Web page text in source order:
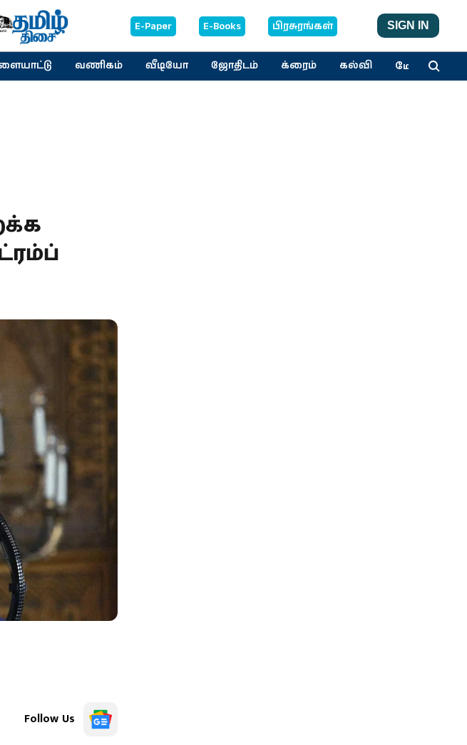
E-Paper E-Books பிரசுரங்கள் SIGN IN
வணிகம் வீடியோ ஜோதிடம் க்ரைம் கல்வி மேலும்
Follow Us